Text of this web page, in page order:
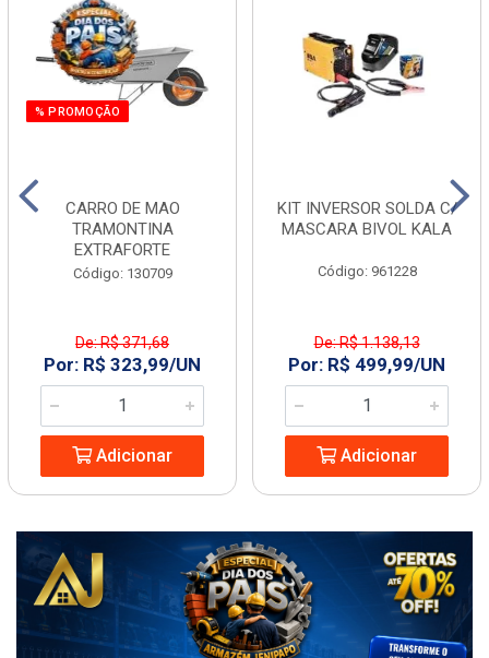
% PROMOÇÃO
CARRO DE MAO
TRAMONTINA
EXTRAFORTE
Código: 130709
De: R$ 371,68
Por: R$ 323,99/UN
Adicionar
KIT INVERSOR SOLDA C/
MASCARA BIVOL KALA
Código: 961228
De: R$ 1.138,13
Por: R$ 499,99/UN
Adicionar